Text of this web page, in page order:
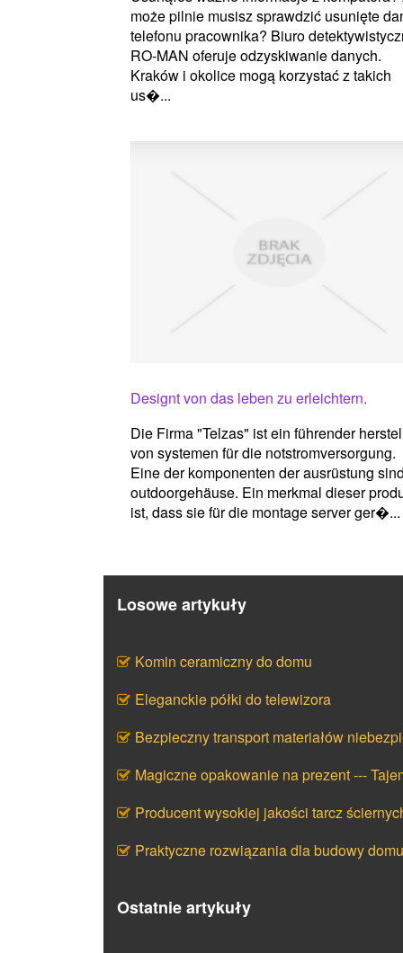
może pilnie musisz sprawdzić usunięte
telefonu pracownika? Biuro
RO-MAN oferuje odzyskiwanie danych.
Kraków i okolice mogą korzystać z takich
us�...
Designt von das leben zu erleichtern.
Die Firma "Telzas" ist ein führender
von systemen für die notstromversorgung.
Eine der komponenten der ausrüstung
outdoorgehäuse. Ein merkmal dieser
ist, dass sie für die montage server ger�...
Losowe artykuły
Komin ceramiczny do domu
Eleganckie półki do telewizora
Bezpieczny transport materiałów
Magiczne opakowanie na prezent ---
Producent wysokiej jakości tarcz
Praktyczne rozwiązania dla budowy domu
Ostatnie artykuły